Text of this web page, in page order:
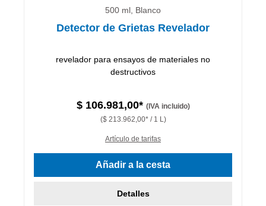
500 ml, Blanco
Detector de Grietas Revelador
revelador para ensayos de materiales no
destructivos
$ 106.981,00* (IVA incluido)
($ 213.962,00* / 1 L)
Artículo de tarifas
Añadir a la cesta
Detalles